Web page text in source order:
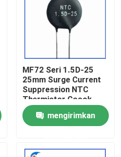
MF72 Seri 1.5D-25
25mm Surge Current
Suppression NTC
Thermistor Cocok
untuk Mengoperasikan
Power Supply Audio
Amplifier
mengirimkan